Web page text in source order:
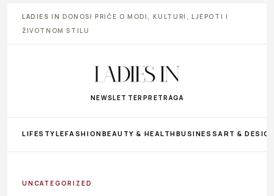
LADIES IN DONOSI PRIČE O MODI, KULTURI, LJEPOTI I
ŽIVOTNOM STILU
NEWSLETTER PRETRAGA
LIFESTYLEFASHIONBEAUTY & HEALTHBUSINESS ART &
UNCATEGORIZED